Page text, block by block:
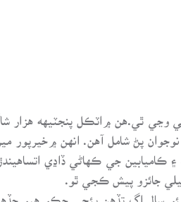
وڃي ٿي.هن ۾اٽڪل پنجٽيهه هزار
پڻ شامل آهن. انهن
ڪاميابين جي ڪهاڻي ڏاڍي
جائزو پيش ڪجي ٿو.
سئو سال اڳ تڏهن پئجي چڪو هيو